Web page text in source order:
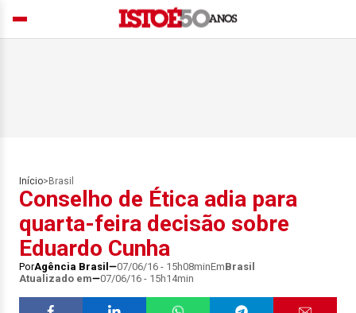
Início> Brasil
Conselho de Ética adia para
quarta-feira decisão sobre
Eduardo Cunha
PorAgência Brasil 07/06/16 - 15h08minEmBrasil
Atualizado em
07/06/16 - 15h14min